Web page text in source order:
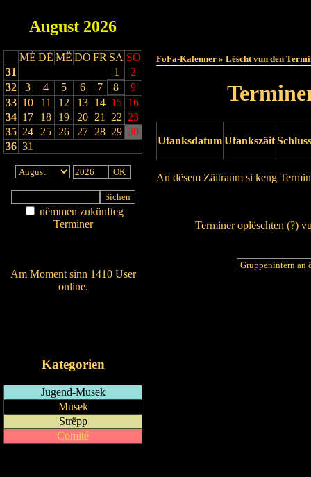
August 2026
MÉ DË MË DO FR SA SO
31
1
2
32
3 4 5 6 7 8
9
33 10 11 12 13 14 15 16
34 17 18 19 20 21 22 23
35 24 25 26 27 28 29 30
36 31
nëmmen zukünfteg
Terminer
Am Moment sinn 1410 User
online.
Kategorien
Jugend-Musek
Musek
Strëpp
Comité
FoFa-Kalenner » Lëscht vun den
UfanksdatumUfankszäit
An dësem Zäitraum si keng
Terminer oplëschten (?)